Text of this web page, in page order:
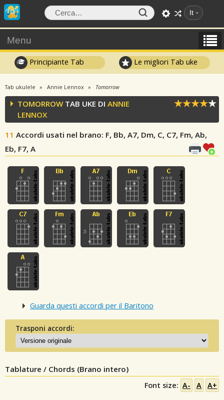
It
Menu
Principiante Tab Le migliori Tab uke
Tab ukulele Annie Lennox Tomorrow
TOMORROW TAB UKE DI ANNIE
LENNOX
11 Accordi usati nel brano: F, Bb, A7, Dm, C, C7, Fm, Ab,
Eb, F7, A
Guarda questi accordi per il Baritono
Trasponi accordi:
Tablature / Chords (Brano intero)
Font size: A- A A+